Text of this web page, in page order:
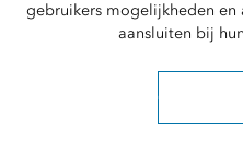
gebruikers mogelijkheden
aansluiten bij
Ontdek